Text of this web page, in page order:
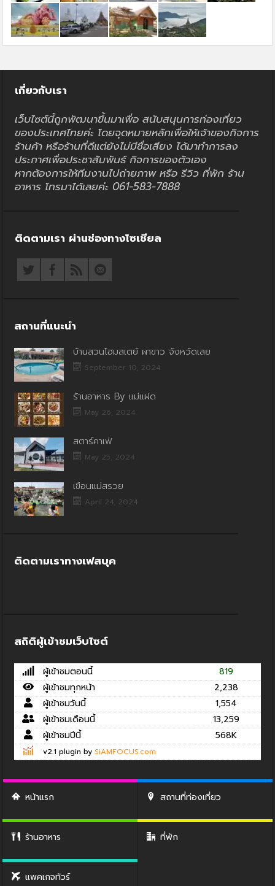
เกี่ยวกับเรา
เว็บไซต์นี้ถูกพัฒนาขึ้นมาเพื่อ สนับสนุนการท่องเที่ยว
ของประเทศไทยค่ะ โดยจุดหมายหลักเพื่อให้เจ้าของกิจการ
ร้านค้า หรือร้านที่ดีแต่ยังไม่มีชื่อเสียง ได้มาทำการลง
ประกาศเพื่อประชาสัมพันธ์ กิจการของตัวเอง
หากต้องการให้ทีมงานไปถ่ายภาพ หรือ รีวิว ที่พัก ร้าน
อาหาร โทรมาได้เลยค่ะ 061-583-7888
ติดตามเรา ผ่านช่องทางโซเชียล
สถานที่แนะนำ
บ้านสวนโฮมสเตย์ ผาขาว จังหวัดเลย
September 10, 2024
ร้านอาหาร By แม่แฝด
May 26, 2024
สตาร์คาเฟ่
May 25, 2024
เขื่อนแม่สรวย
April 24, 2024
ติดตามเราทางเฟสบุค
สถิติผู้เข้าชมเว็บไซต์
ผู้เข้าชมตอนนี้
819
ผู้เข้าชมทุกหน้า
2,238
ผู้เข้าชมวันนี้
1,554
ผู้เข้าชมเดือนนี้
13,259
ผู้เข้าชมปีนี้
568K
v2.1 plugin by SiAMFOCUS.com
หน้าแรก สถานที่ท่องเที่ยว
ร้านอาหาร ที่พัก
แพคเกจทัวร์